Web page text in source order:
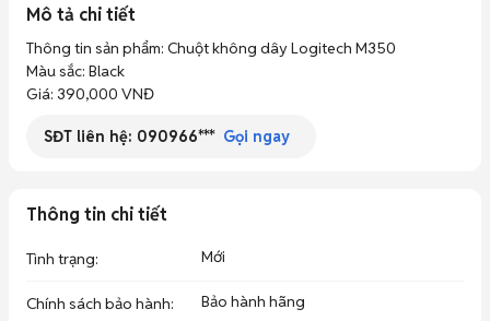
Mô tả chi tiết
Thông tin sản phẩm: Chuột không dây Logitech M350
Màu sắc: Black
Giá: 390,000 VNĐ
SĐT liên hệ: 090966*** Gọi ngay
Thông tin chi tiết
Tình trạng: Mới
Chính sách bảo hành: Bảo hành hãng